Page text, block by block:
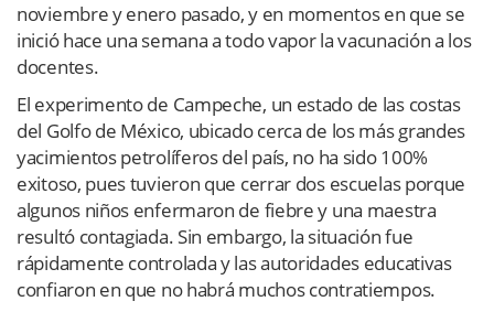
noviembre y enero pasado, y en momentos en que se
inició hace una semana a todo vapor la vacunación a los
docentes.
El experimento de Campeche, un estado de las costas
del Golfo de México, ubicado cerca de los más grandes
yacimientos petrolíferos del país, no ha sido 100%
exitoso, pues tuvieron que cerrar dos escuelas porque
algunos niños enfermaron de fiebre y una maestra
resultó contagiada. Sin embargo, la situación fue
rápidamente controlada y las autoridades educativas
confiaron en que no habrá muchos contratiempos.